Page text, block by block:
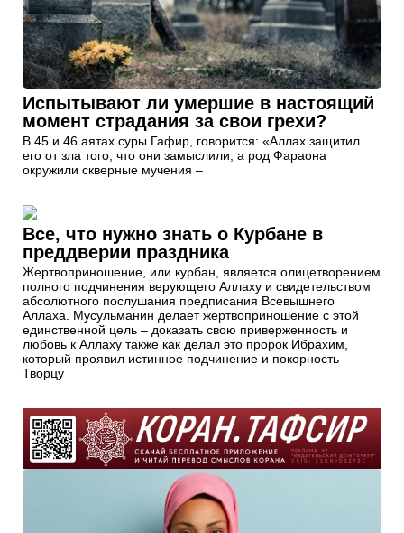
Испытывают ли умершие в настоящий
момент страдания за свои грехи?
В 45 и 46 аятах суры Гафир, говорится: «Аллах защитил
его от зла того, что они замыслили, а род Фараона
окружили скверные мучения –
Все, что нужно знать о Курбане в
преддверии праздника
Жертвоприношение, или курбан, является олицетворением
полного подчинения верующего Аллаху и свидетельством
абсолютного послушания предписания Всевышнего
Аллаха. Мусульманин делает жертвоприношение с этой
единственной цель – доказать свою приверженность и
любовь к Аллаху также как делал это пророк Ибрахим,
который проявил истинное подчинение и покорность
Творцу